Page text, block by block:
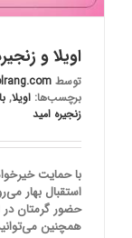
اویلا و
توسط
برچسب‌ها: اویلا,
زنجیره امید
با حمایت
استقبال بهار
حضور گرمتان در
همچنین